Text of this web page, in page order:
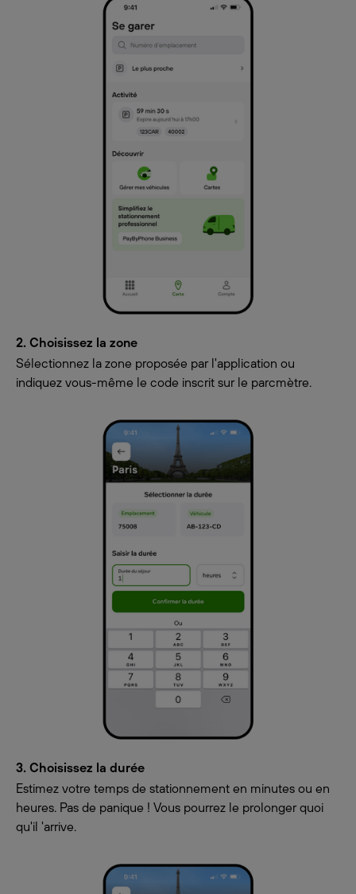
2. Choisissez la zone
Sélectionnez la zone proposée par l'application ou
indiquez vous-même le code inscrit sur le parcmètre.
3. Choisissez la durée
Estimez votre temps de stationnement en minutes ou en
heures. Pas de panique ! Vous pourrez le prolonger quoi
qu'il 'arrive.